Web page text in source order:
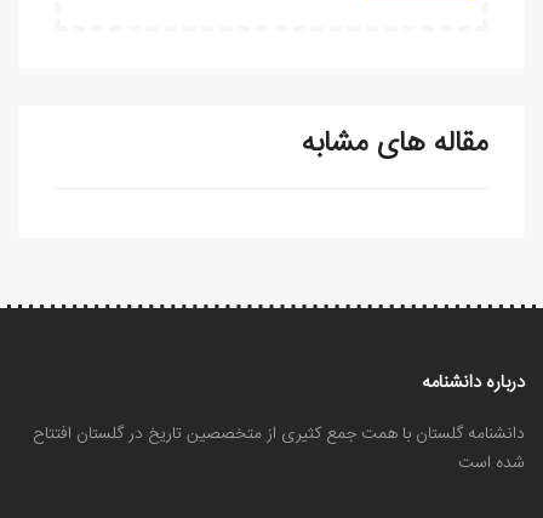
مقاله های مشابه
درباره دانشنامه
دانشنامه گلستان با همت جمع کثیری از متخصصین تاریخ در گلستان افتتاح
شده است